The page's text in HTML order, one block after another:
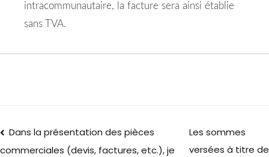
intracommunautaire, la facture sera ainsi établie
sans TVA.
Dans la présentation des pièces
commerciales (devis, factures, etc.), je
Les sommes
versées à titre de